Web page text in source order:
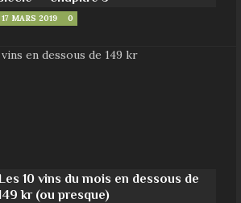
17 MARS 2019 0
10 vins du mois en dessous de
kr (ou presque)